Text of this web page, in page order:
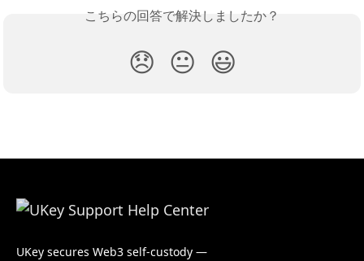
こちらの回答で解決しましたか？
😞 😐 😃
UKey secures Web3 self-custody —